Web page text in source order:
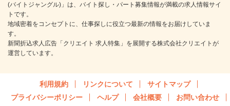
(バイトジャングル)」は、バイト探し・パート募集情報が満載の求人情報サイ
トです。
地域密着をコンセプトに、仕事探しに役立つ最新の情報をお届けしていま
す。
新聞折込求人広告「クリエイト 求人特集」を展開する株式会社クリエイトが
運営しています。
利用規約 リンクについて
サイトマップ
プライバシーポリシー
ヘルプ 会社概要
お問い合わせ